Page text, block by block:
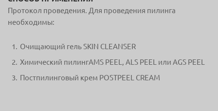
Протокол проведения. Для проведения пилинга
необходимы:
Очищающий гель SKIN CLEANSER
Химический пилингAMS PEEL, ALS PEEL или AGS PEEL
Постпилинговый крем POSTPEEL CREAM